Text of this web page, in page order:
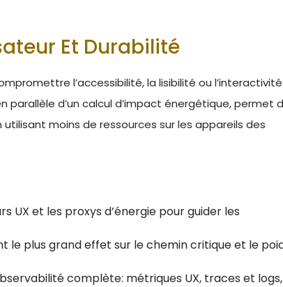
Et Durabilité
l’accessibilité, la lisibilité ou l’interactivité.
parallèle d’un calcul d’impact énergétique, permet
moins de ressources sur les appareils des
UX et les proxys d’énergie pour guider les
le plus grand effet sur le chemin critique et le
complète: métriques UX, traces et logs,